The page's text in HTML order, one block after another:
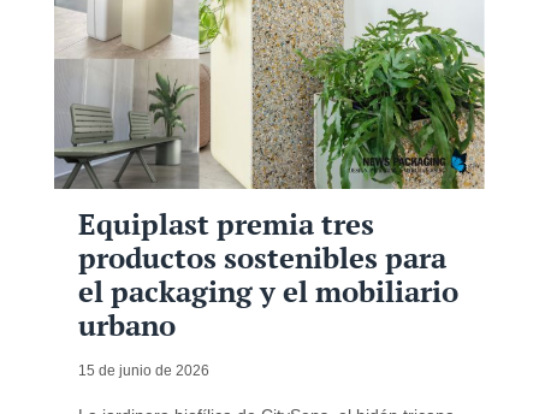
Equiplast premia tres
productos sostenibles para
el packaging y el mobiliario
urbano
15 de junio de 2026